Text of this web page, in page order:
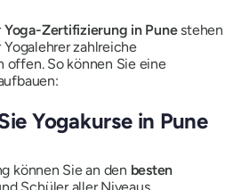
Yoga-Zertifizierung in Punestehen
zahlreiche
offen. So können Sie eine
Yogakurse in Pune
können Sie an den besten